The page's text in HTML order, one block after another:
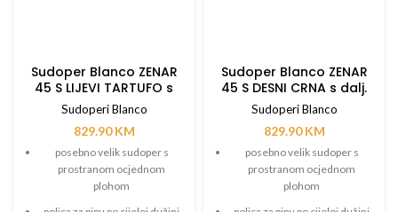
Sudoper Blanco ZENAR
45 S LIJEVI TARTUFO s
dalj. upravlj.
Sudoperi Blanco
829.90KM
posebno velik sudoper s
prostranom ocjednom
plohom
Sudoper Blanco ZENAR
45 S DESNI CRNA s dalj.
upravlj.
Sudoperi Blanco
829.90KM
posebno velik sudoper s
prostranom ocjednom
plohom